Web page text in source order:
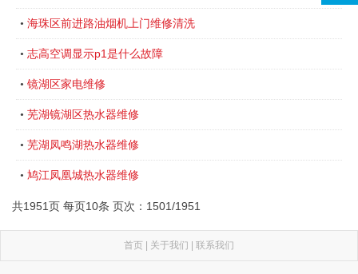
• 海珠区前进路油烟机上门维修清洗
• 志高空调显示p1是什么故障
• 镜湖区家电维修
• 芜湖镜湖区热水器维修
• 芜湖凤鸣湖热水器维修
• 鸠江凤凰城热水器维修
共1951页 每页10条 页次：1501/1951
首页 | 关于我们 | 联系我们